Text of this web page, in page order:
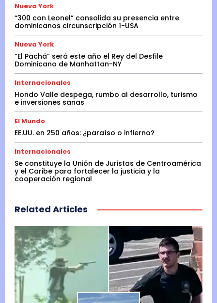
Nueva York
“300 con Leonel” consolida su presencia entre
dominicanos circunscripción 1-USA
Nueva York
“El Pachá” será este año el Rey del Desfile
Dominicano de Manhattan-NY
Internacionales
Hondo Valle despega, rumbo al desarrollo, turismo
e inversiones sanas
El Mundo
EE.UU. en 250 años: ¿paraíso o infierno?
Internacionales
Se constituye la Unión de Juristas de Centroamérica
y el Caribe para fortalecer la justicia y la
cooperación regional
Related Articles